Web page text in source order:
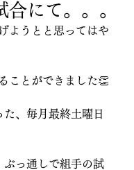
合にて。。。
ようとと思ってはや
ことができました👏
、毎月最終土曜日
ぶっ通しで組手の試